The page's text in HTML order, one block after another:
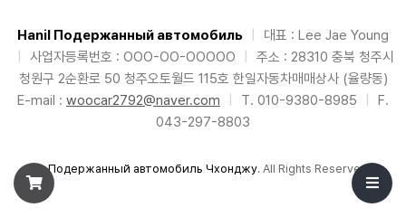
Hanil Подержанный автомобиль
대표 : Lee Jae Young
사업자등록번호 : OOO-OO-OOOOO
주소 : 28310 충북 청주시
청원구 2순환로 50 청주오토월드 115호 한일자동차매매상사 (율량동)
E-mail : woocar2792@naver.com T. 010-9380-8985
F.
043-297-8803
©Подержанный автомобиль Чхонджу. All Rights Reserved.